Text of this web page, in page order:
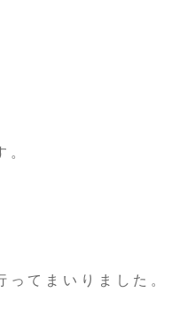
てまいりました。